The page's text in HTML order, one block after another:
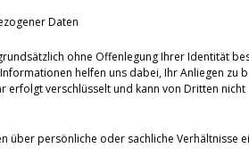
Daten
ohne Offenlegung Ihrer Identität
helfen uns dabei, Ihr Anliegen zu
verschlüsselt und kann von Dritten nicht
über persönliche oder sachliche